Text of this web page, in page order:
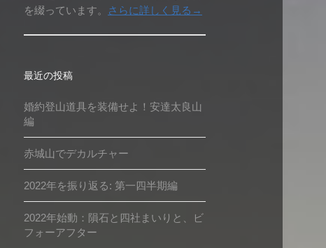
を綴っています。
さらに詳しく見る→
最近の投稿
婚約登山道具を装備せよ！安達太良山
編
赤城山でデカルチャー
2022年を振り返る: 第一四半期編
2022年始動：隕石と四社まいりと、ビ
フォーアフター